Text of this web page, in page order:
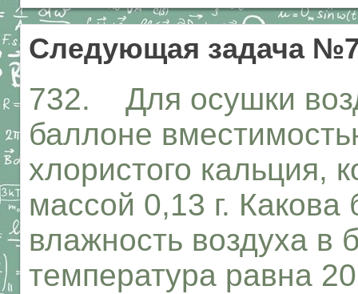
Следующая задача
732. Для осушки
баллоне
хлористого кальция,
массой 0,13 г.
влажность воздуха в
температура равна